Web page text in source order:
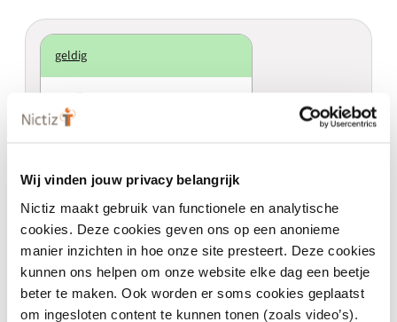
Wij vinden jouw privacy belangrijk
Nictiz maakt gebruik van functionele en analytische
cookies. Deze cookies geven ons op een anonieme
manier inzichten in hoe onze site presteert. Deze cookies
kunnen ons helpen om onze website elke dag een beetje
beter te maken. Ook worden er soms cookies geplaatst
om ingesloten content te kunnen tonen (zoals video’s).
geldig
Verwijzen 3.3
3.3
Use case
Specialistenbrief 3.3